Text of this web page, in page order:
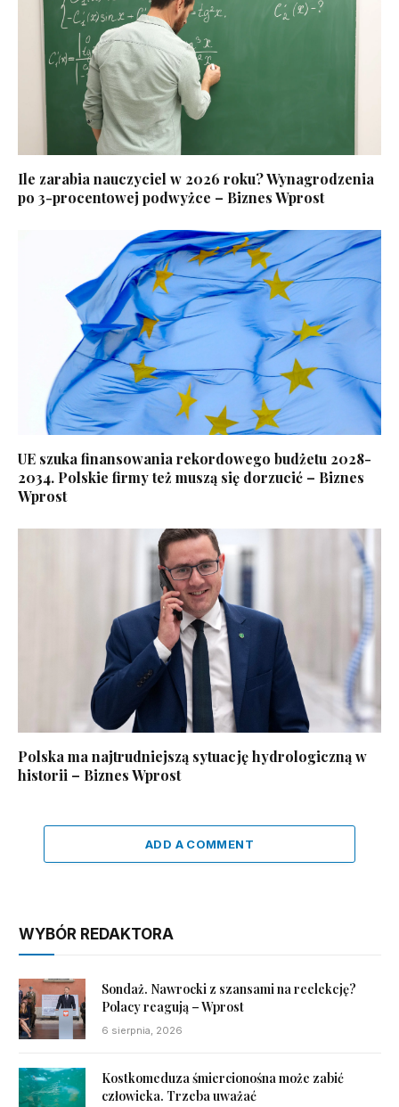
Ile zarabia nauczyciel w 2026 roku? Wynagrodzenia
po 3-procentowej podwyżce – Biznes Wprost
UE szuka finansowania rekordowego budżetu 2028-
2034. Polskie firmy też muszą się dorzucić – Biznes
Wprost
Polska ma najtrudniejszą sytuację hydrologiczną w
historii – Biznes Wprost
ADD A COMMENT
WYBÓR REDAKTORA
Sondaż. Nawrocki z szansami na reelekcję?
Polacy reagują – Wprost
6 sierpnia, 2026
Kostkomeduza śmiercionośna może zabić
człowieka. Trzeba uważać